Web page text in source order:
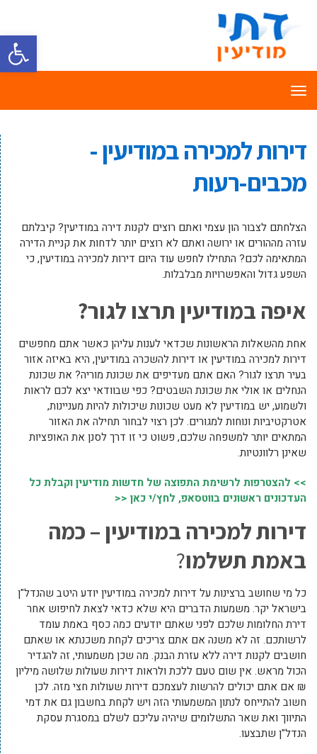
פתח
תפריט
דירות למכירה במודיעין -
מכבים-רעות
הצלחתם לצבור הון עצמי ואתם רוצים לקנות דירה במודיעין? קיבלתם
עזרה מההורים או ירושה ואתם לא רוצים יותר לדחות את קניית הדירה
המתאימה לכם? התחילו לחפש עוד היום דירות למכירה במודיעין, כי
השפע גדול והאפשרויות מבלבלות.
איפה במודיעין תרצו לגור?
אחת מהשאלות הראשונות שכדאי לענות עליהן כאשר אתם מחפשים
דירות למכירה במודיעין או דירות להשכרה במודיעין, היא באיזה אזור
בעיר תרצו לגור? האם אתם מעדיפים את שכונת מוריה? את שכונת
הנחלים או אולי את שכונת השבטים? כפי שבוודאי יצא לכם לראות
ולשמוע, יש במודיעין לא מעט שכונות שיכולות להיות מעניינות,
אטרקטיביות ונוחות למגורים. לכן רצוי לבחור תחילה את האזור
המתאים יותר למשפחה שלכם, פשוט כי זו דרך לסנן את האופציות
שאינן רלוונטיות.
>> להצטרפות לרשימת התפוצה של חדשות מודיעין וקבלת כל
העדכונים ראשונים בווטסאפ, לחץ/י כאן <<
דירות למכירה במודיעין – כמה
באמת תשלמו?
כל מי שחושב ברצינות על דירות למכירה במודיעין יודע היטב שהנדל"ן
בישראל יקר. משמעות הדברים היא שלא כדאי לצאת לחיפוש אחר
דירת החלומות שלכם לפני שאתם יודעים כמה כסף באמת עומד
לרשותכם. זה לא משנה אם אתם צריכים לקחת משכנתא או שאתם
חושבים לקנות דירה ללא עזרת הבנק. מה שכן משמעותי, זה להגדיר
הכול מראש. אין שום טעם ללכת ולראות דירות שעולות שלושה מיליון
₪ אם אתם יכולים להרשות לעצמכם דירות שעולות חצי מזה. לכן
חשוב להתייחס לנתון המשמעותי הזה ויש לקחת בחשבון גם את דמי
התיווך ואת שאר התשלומים שיהיה עליכם לשלם במסגרת עסקת
הנדל"ן שתבצעו.